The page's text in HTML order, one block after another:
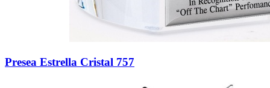
Presea Estrella Cristal 757